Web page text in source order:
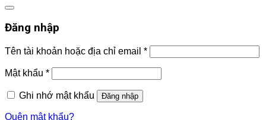
Đăng nhập
Tên tài khoản hoặc địa chỉ email *
Mật khẩu *
Ghi nhớ mật khẩu Đăng nhập
Quên mật khẩu?